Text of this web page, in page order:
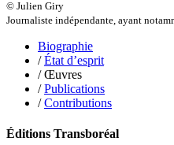
Rasse Rémy
Revel Luc de
Ripart Jacqueline
Rizzato Tullio
Rochez Carine
Rondón Analía
Roux Baptiste
© Julien Giry
Journaliste indépendante, ayant
Biographie
/État d’esprit
/ Œuvres
/Publications
/Contributions
Éditions Transboréal